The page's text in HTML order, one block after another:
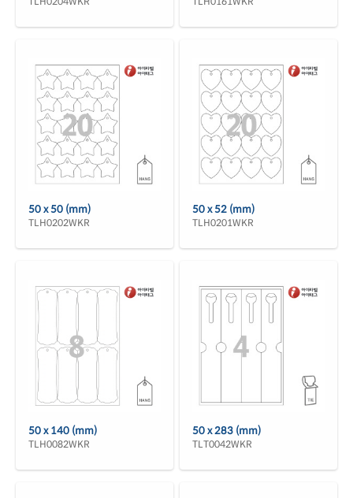
50 x 50 (mm)
TLH0202WKR
50 x 52 (mm)
TLH0201WKR
50 x 140 (mm)
TLH0082WKR
50 x 283 (mm)
TLT0042WKR